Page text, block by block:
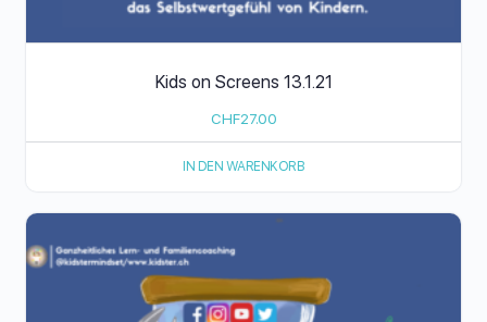
Kids on Screens 13.1.21
CHF27.00
IN DEN WARENKORB